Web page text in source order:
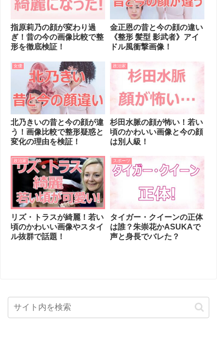
指原莉乃の顔が変わり過
ぎ！昔の今の画像比較で整
形を徹底検証！
金正恩の昔と今の顔の違い
《整形 髪型 影武者》アイ
ドル風衝撃画像！
女優
北乃きいの昔と今の顔が違
う！画像比較で整形疑惑と
変化の理由を検証！
政治家
杉田水脈の顔が怖い！若い
頃のかわいい画像と今の顔
は別人級！
政治家
リズ・トラスが綺麗！若い
頃のかわいい画像やスタイ
ル抜群で話題！
スポーツ
タイガー・クイーンの正体
は誰？朱崇花かASUKAで
声と身長でバレた？